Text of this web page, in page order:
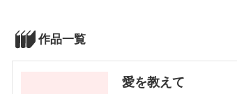
作品一覧
愛を教えて